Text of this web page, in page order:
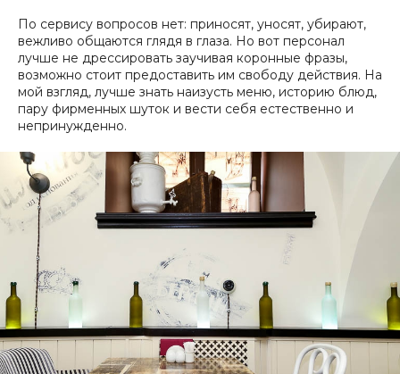
По сервису вопросов нет: приносят, уносят, убирают,
вежливо общаются глядя в глаза. Но вот персонал
лучше не дрессировать заучивая коронные фразы,
возможно стоит предоставить им свободу действия. На
мой взгляд, лучше знать наизусть меню, историю блюд,
пару фирменных шуток и вести себя естественно и
непринужденно.